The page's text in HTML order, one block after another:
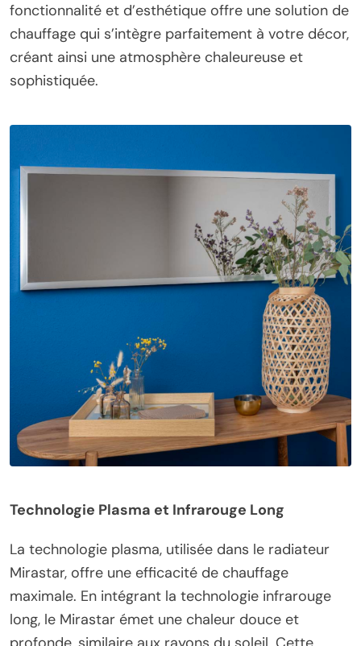
fonctionnalité et d’esthétique offre une solution de
chauffage qui s’intègre parfaitement à votre décor,
créant ainsi une atmosphère chaleureuse et
sophistiquée.
Technologie Plasma et Infrarouge Long
La technologie plasma, utilisée dans le radiateur
Mirastar, offre une efficacité de chauffage
maximale. En intégrant la technologie infrarouge
long, le Mirastar émet une chaleur douce et